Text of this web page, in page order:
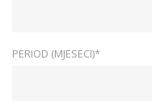
PERIOD (MJESECI)*